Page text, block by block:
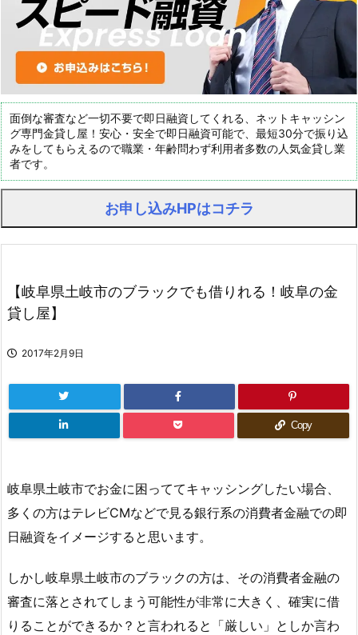
面倒な審査など一切不要で即日融資してくれる、ネットキャッシン
グ専門金貸し屋！安心・安全で即日融資可能で、最短30分で振り込
みをしてもらえるので職業・年齢問わず利用者多数の人気金貸し業
者です。
お申し込みHPはコチラ
【岐阜県土岐市のブラックでも借りれる！岐阜の金
貸し屋】
2017年2月9日
Copy
岐阜県土岐市でお金に困っててキャッシングしたい場合、
多くの方はテレビCMなどで見る銀行系の消費者金融での即
日融資をイメージすると思います。
しかし岐阜県土岐市のブラックの方は、その消費者金融の
審査に落とされてしまう可能性が非常に大きく、確実に借
りることができるか？と言われると「厳しい」としか言わ